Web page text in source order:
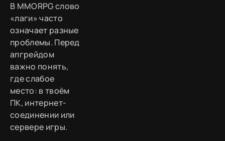
В MMORPG слово
«лаги» часто
означает разные
проблемы. Перед
апгрейдом
важно понять,
где слабое
место: в твоём
ПК, интернет-
соединении или
сервере игры.